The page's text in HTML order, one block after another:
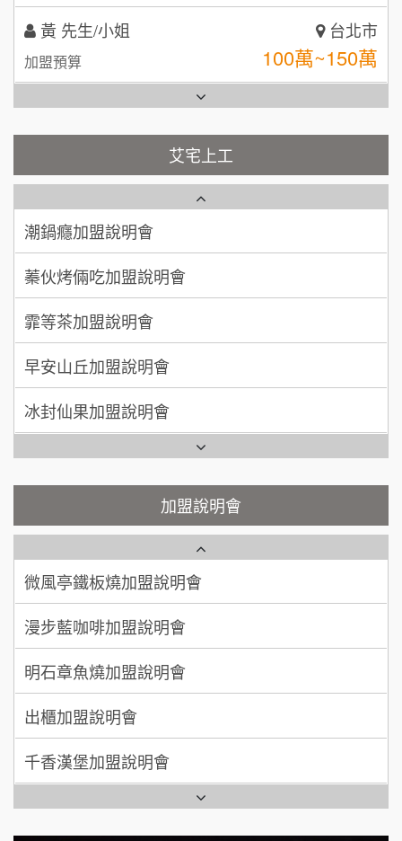
林 先生/小姐 屏東縣
加盟預算 100萬 ~ 200萬
吳 先生/小姐 屏東縣
加盟預算 100萬~200萬
周 先生/小姐 台北
加盟預算 100萬 ~150萬
徐 先生/小姐 新北市
加盟預算
何 先生/小姐
加盟預算
呂 先生/小姐
200萬~400萬
顏 先生/小姐 台北市
廖 先生/小姐 高雄市
加盟預算
艾宅上工
全家加盟說明會
台灣G湯加盟說明會
NU PASTA義大利麵加盟說明會
潮鍋癮加盟說明會
蓁伙烤倆吃加盟說明會
霏等茶加盟說明會
早安山丘加盟說明會
冰封仙果加盟說明會
Ramble Café 漫步藍咖啡加盟說明會
微風亭鐵板燒加盟說明會
【曉妍美妝】誠徵行政櫃檯
自助洗衣店誠徵代洗收送人員(台中市)
MUSHEN徵SPA美容芳療師
日十。早午食加盟說明會
拾鑶火鍋加盟說明會
全家加盟說明會
加盟說明會
藍象廷泰式火鍋加盟說明會
日十。早午食加盟說明會
上宇林加盟說明會
莫尼早餐Morni加盟說明會
手作功夫茶加盟說明會
SHARE TEA歇腳亭加盟說明會
潮味決-湯滷專門店加盟說明會
微風亭鐵板燒加盟說明會
漫步藍咖啡加盟說明會
明石章魚燒加盟說明會
出櫃加盟說明會
千香漢堡加盟說明會
七盞茶加盟說明會
拉亞漢堡加盟說明會